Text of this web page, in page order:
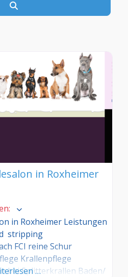
in Roxheimer
:
in Roxheimer Leistungen
stripping
FCI reine Schur
Krallenpflege
bei Splitterkrallen Baden/
…